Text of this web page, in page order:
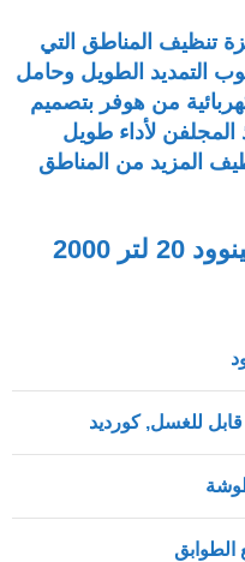
تنظيف المناطق التي
التمديد الطويل وحامل
من هوفر بتصميم
لأداء طويل
المزيد من المناطق
مواصفات مكنسة برميل كينوود 20 لتر 2000
قابل للغسل, كورديد
الطوابق